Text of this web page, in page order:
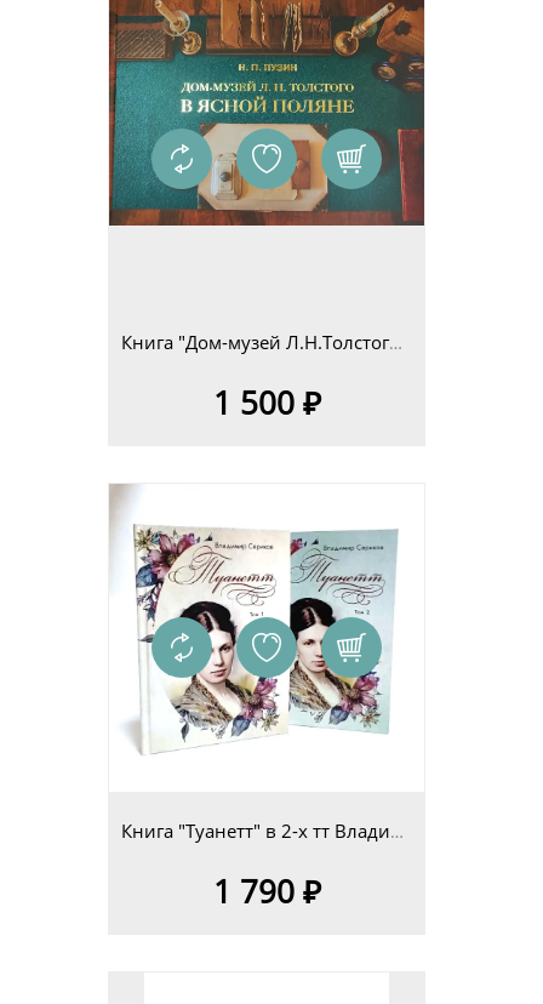
Книга "Дом-музей Л.Н.Толстого в Ясной Поляне. Очерк-путеводитель" Н.П.Пузин
1 500 ₽
Книга "Туанетт" в 2-х тт Владимир Сериков
1 790 ₽